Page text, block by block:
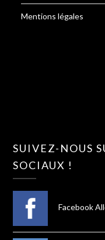
Mentions légales
SUIVEZ-NOUS
SOCIAUX !
Facebook